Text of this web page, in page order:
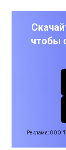
чтобы
Реклама: ООО